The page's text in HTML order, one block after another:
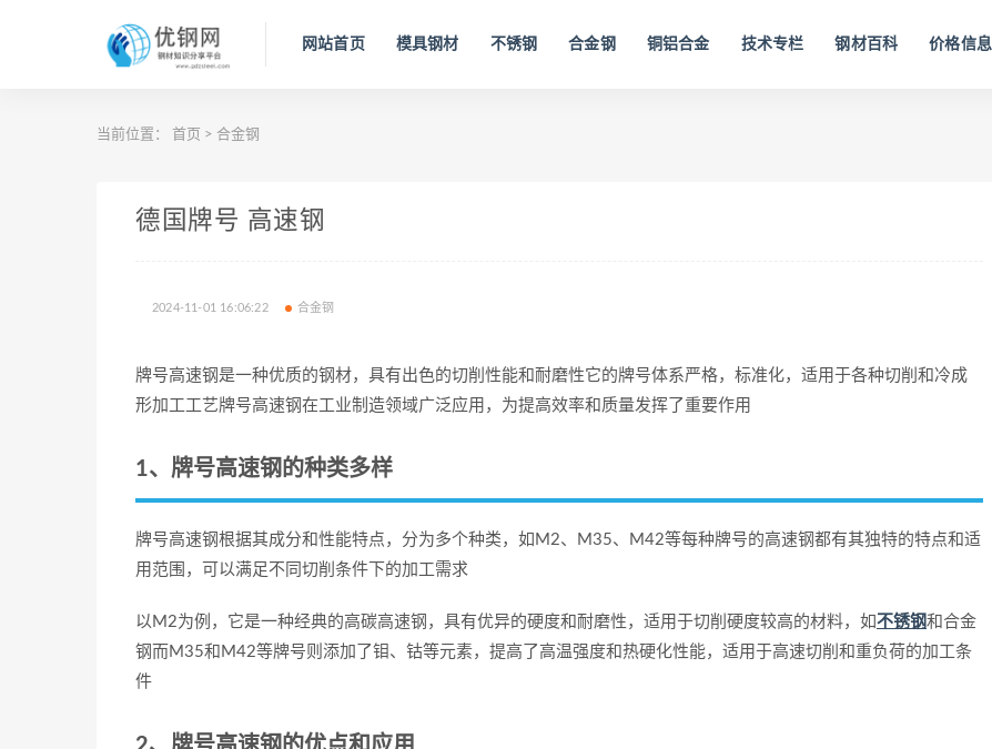
网站首页 模具钢材 不锈钢 合金钢 铜铝合金 技术专栏 钢材百科 价格信息
当前位置： 首页 > 合金钢
德国牌号 高速钢
2024-11-01 16:06:22 合金钢
牌号高速钢是一种优质的钢材，具有出色的切削性能和耐磨性它的牌号体系严格，标准化，适用于各种切削和冷成
形加工工艺牌号高速钢在工业制造领域广泛应用，为提高效率和质量发挥了重要作用
1、牌号高速钢的种类多样
牌号高速钢根据其成分和性能特点，分为多个种类，如M2、M35、M42等每种牌号的高速钢都有其独特的特点和适
用范围，可以满足不同切削条件下的加工需求
以M2为例，它是一种经典的高碳高速钢，具有优异的硬度和耐磨性，适用于切削硬度较高的材料，如不锈钢和合金
钢而M35和M42等牌号则添加了钼、钴等元素，提高了高温强度和热硬化性能，适用于高速切削和重负荷的加工条
件